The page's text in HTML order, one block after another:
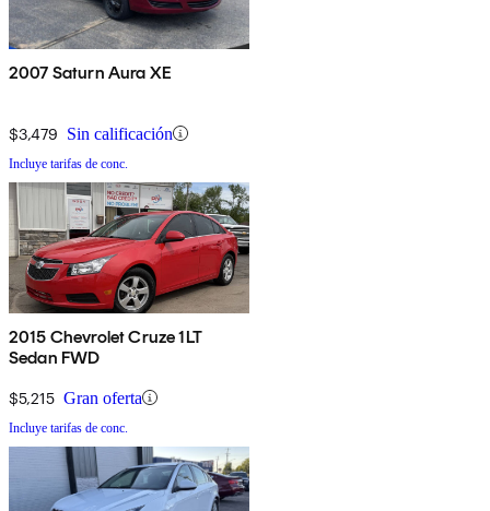
2007 Saturn Aura XE
$3,479 Sin calificación
Incluye tarifas de conc.
2015 Chevrolet Cruze 1LT
Sedan FWD
$5,215 Gran oferta
Incluye tarifas de conc.